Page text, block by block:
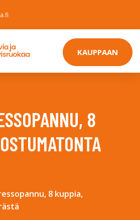
KAUPPAAN
8
8 kuppia,